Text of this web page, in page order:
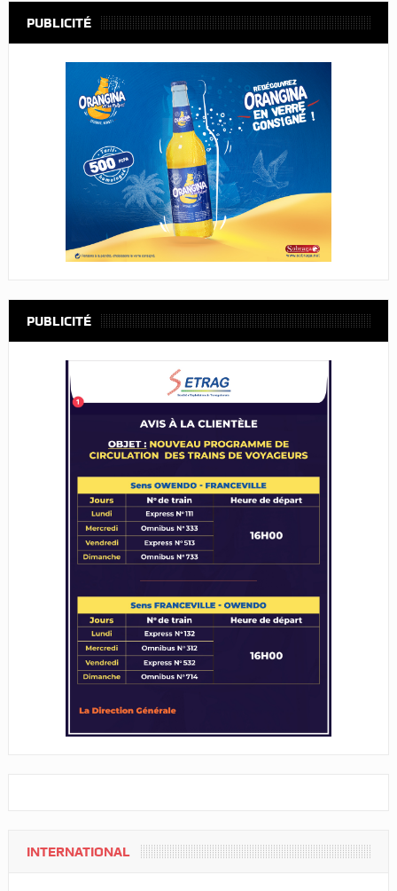
PUBLICITÉ
PUBLICITÉ
INTERNATIONAL